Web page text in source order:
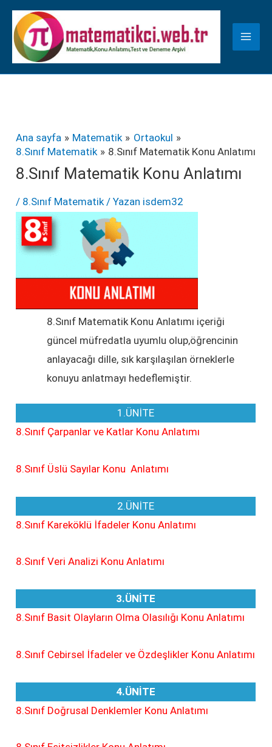
İçeriğe
atla
Ana sayfa Matematik
Ortaokul
8.Sınıf Matematik
8.Sınıf Matematik Konu Anlatımı
8.Sınıf Matematik Konu Anlatımı
/ 8.Sınıf Matematik/ Yazan isdem32
8.Sınıf Matematik Konu Anlatımı içeriği
güncel müfredatla uyumlu olup,öğrencinin
anlayacağı dille, sık karşılaşılan örneklerle
konuyu anlatmayı hedeflemiştir.
1.ÜNİTE
8.Sınıf Çarpanlar ve Katlar Konu Anlatımı
8.Sınıf Üslü Sayılar Konu Anlatımı
2.ÜNİTE
8.Sınıf Kareköklü İfadeler Konu Anlatımı
8.Sınıf Veri Analizi Konu Anlatımı
3.ÜNİTE
8.Sınıf Basit Olayların Olma Olasılığı Konu Anlatımı
8.Sınıf Cebirsel İfadeler ve Özdeşlikler Konu Anlatımı
4.ÜNİTE
8.Sınıf Doğrusal Denklemler Konu Anlatımı
K
a
t
e
r
i
l
e